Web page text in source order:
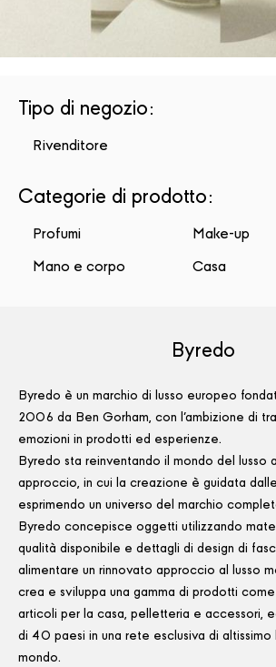
Tipo di negozio:
Rivenditore
Categorie di prodotto:
Profumi
Make-up
Mano e corpo
Casa
Byredo
Byredo è un marchio di lusso europeo
2006 da Ben Gorham, con l'ambizione di
emozioni in prodotti ed esperienze.
Byredo sta reinventando il mondo del lusso
approccio, in cui la creazione è guidata
esprimendo un universo del marchio
Byredo concepisce oggetti utilizzando
qualità disponibile e dettagli di design di
alimentare un rinnovato approccio al lusso
crea e sviluppa una gamma di prodotti
articoli per la casa, pelletteria e accessori,
di 40 paesi in una rete esclusiva di altissimo
mondo.